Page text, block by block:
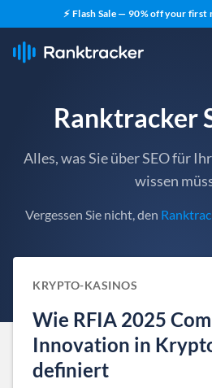
⚡ Flash Sale — 90% off your first
Ranktracker
Alles, was Sie über SEO für
wissen
Vergessen Sie nicht, den
KRYPTO-KASINOS
Wie RFIA 2025
Innovation in
definiert